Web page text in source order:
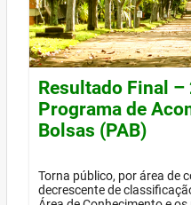
Resultado Final –
Programa de
Bolsas (PAB)
Torna público, por área de
decrescente de